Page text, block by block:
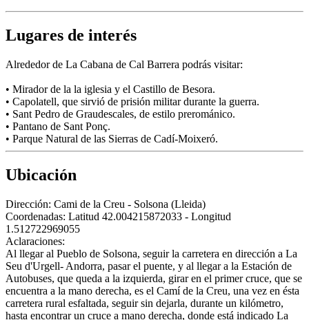
Lugares de interés
Alrededor de La Cabana de Cal Barrera podrás visitar:
• Mirador de la la iglesia y el Castillo de Besora.
• Capolatell, que sirvió de prisión militar durante la guerra.
• Sant Pedro de Graudescales, de estilo prerománico.
• Pantano de Sant Ponç.
• Parque Natural de las Sierras de Cadí-Moixeró.
Ubicación
Dirección: Cami de la Creu - Solsona (Lleida)
Coordenadas: Latitud 42.004215872033 - Longitud
1.512722969055
Aclaraciones:
Al llegar al Pueblo de Solsona, seguir la carretera en dirección a La
Seu d'Urgell- Andorra, pasar el puente, y al llegar a la Estación de
Autobuses, que queda a la izquierda, girar en el primer cruce, que se
encuentra a la mano derecha, es el Camí de la Creu, una vez en ésta
carretera rural esfaltada, seguir sin dejarla, durante un kilómetro,
hasta encontrar un cruce a mano derecha, donde está indicado La